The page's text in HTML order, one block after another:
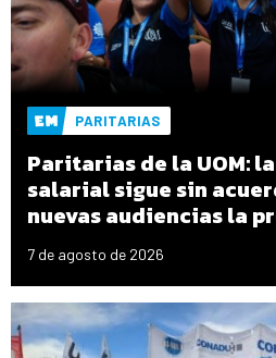
PARITARIAS
Paritarias de la UOM:
salarial sigue sin
nuevas audiencias la
7 de agosto de 2026